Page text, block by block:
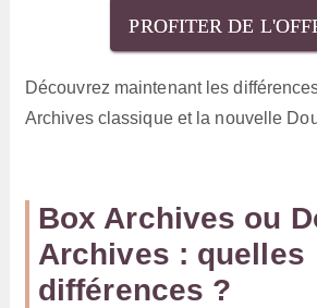
PROFITER DE
Découvrez maintenant les
Archives classique et la nouvelle
Box Archives ou
Archives : quelles
différences ?